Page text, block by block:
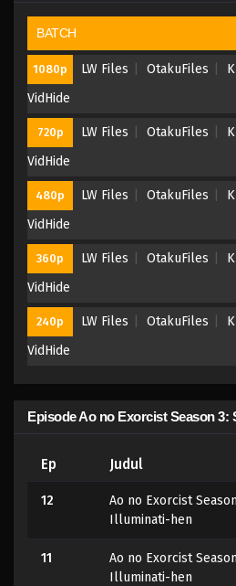
BATCH
1080p LW Files OtakuFiles
VidHide
720p LW Files OtakuFiles
VidHide
480p LW Files OtakuFiles
VidHide
360p LW Files OtakuFiles
VidHide
240p LW Files OtakuFiles
VidHide
Episode Ao no Exorcist Season 3:
Ep Judul
12
Ao no Exorcist
Illuminati-hen
11
Ao no Exorcist
Illuminati-hen